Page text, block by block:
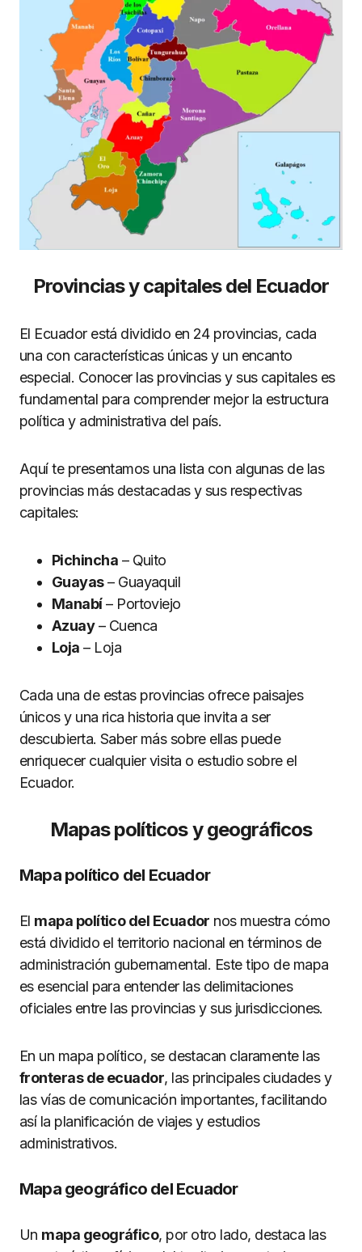
Provincias y capitales del Ecuador
El Ecuador está dividido en 24 provincias, cada
una con características únicas y un encanto
especial. Conocer las provincias y sus capitales es
fundamental para comprender mejor la estructura
política y administrativa del país.
Aquí te presentamos una lista con algunas de las
provincias más destacadas y sus respectivas
capitales:
Pichincha – Quito
Guayas– Guayaquil
Manabí– Portoviejo
Azuay– Cuenca
Loja – Loja
Cada una de estas provincias ofrece paisajes
únicos y una rica historia que invita a ser
descubierta. Saber más sobre ellas puede
enriquecer cualquier visita o estudio sobre el
Ecuador.
Mapas políticos y geográficos
Mapa político del Ecuador
El mapa político del Ecuador nos muestra cómo
está dividido el territorio nacional en términos de
administración gubernamental. Este tipo de mapa
es esencial para entender las delimitaciones
oficiales entre las provincias y sus jurisdicciones.
En un mapa político, se destacan claramente las
fronteras de ecuador, las principales ciudades y
las vías de comunicación importantes, facilitando
así la planificación de viajes y estudios
administrativos.
Mapa geográfico del Ecuador
Un mapa geográfico, por otro lado, destaca las